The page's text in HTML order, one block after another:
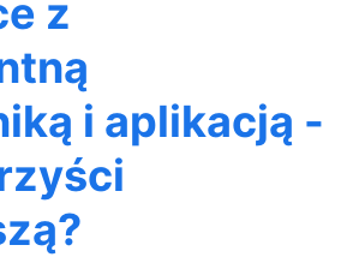
z
i aplikacją -